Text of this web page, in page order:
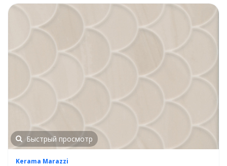
Быстрый просмотр
Kerama Marazzi